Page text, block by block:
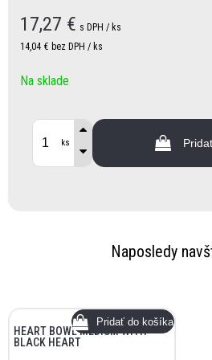
17,27 € s DPH / ks
14,04 € bez DPH / ks
Na sklade
ks
Naposledy
HEART BOWL MEDIUM WITH
BLACK HEART